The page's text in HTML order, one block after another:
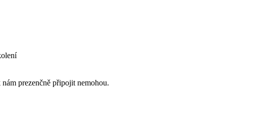
prezenčně připojit nemohou.